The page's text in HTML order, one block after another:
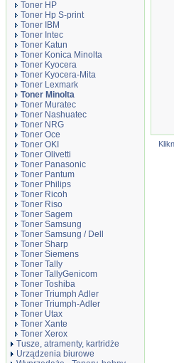
Toner HP
Toner Hp S-print
Toner IBM
Toner Intec
Toner Katun
Toner Konica Minolta
Toner Kyocera
Toner Kyocera-Mita
Toner Lexmark
Toner Minolta
Toner Muratec
Toner Nashuatec
Toner NRG
Toner Oce
Toner OKI
Toner Olivetti
Toner Panasonic
Toner Pantum
Toner Philips
Toner Ricoh
Toner Riso
Toner Sagem
Toner Samsung
Toner Samsung / Dell
Toner Sharp
Toner Siemens
Toner Tally
Toner TallyGenicom
Toner Toshiba
Toner Triumph Adler
Toner Triumph-Adler
Toner Utax
Toner Xante
Toner Xerox
Tusze, atramenty, kartridże
Urządzenia biurowe